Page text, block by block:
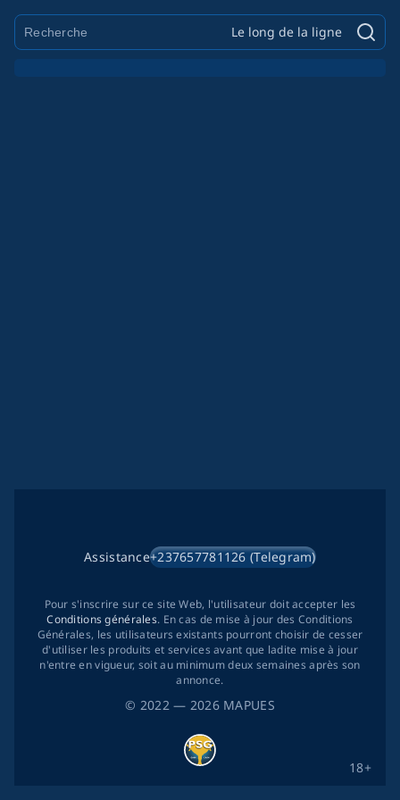
Le long de la ligne
© 2022— 2026 MAPUES
Assistance+237657781126 (Telegram)
18+
Pour s'inscrire sur ce site Web, l'utilisateur doit accepter les
Conditions générales. En cas de mise à jour des Conditions
Générales, les utilisateurs existants pourront choisir de cesser
d'utiliser les produits et services avant que ladite mise à jour
n'entre en vigueur, soit au minimum deux semaines après son
annonce.